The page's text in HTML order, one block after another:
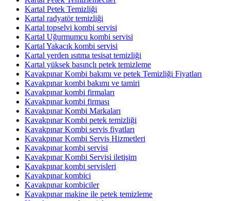
Kartal Petek Temizliği
Kartal radyatör temizliği
Kartal topselvi kombi servisi
Kartal Uğurmumcu kombi servisi
Kartal Yakacık kombi servisi
Kartal yerden ısıtma tesisat temizliği
Kartal yüksek basınçlı petek temizleme
Kavakpınar Kombi bakımı ve petek Temizliği Fiyatları
Kavakpınar kombi bakımı ve tamiri
Kavakpınar kombi firmaları
Kavakpınar kombi firması
Kavakpınar Kombi Markaları
Kavakpınar Kombi petek temizliği
Kavakpınar Kombi servis fiyatları
Kavakpınar Kombi Servis Hizmetleri
Kavakpınar kombi servisi
Kavakpınar Kombi Servisi iletişim
Kavakpınar kombi servisleri
Kavakpınar kombici
Kavakpınar kombiciler
Kavakpınar makine ile petek temizleme